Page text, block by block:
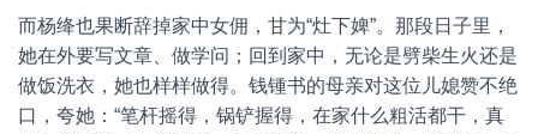
而杨绛也果断辞掉家中女佣，甘为“灶下婢”。那段日子里，
她在外要写文章、做学问；回到家中，无论是劈柴生火还是
做饭洗衣，她也样样做得。钱锺书的母亲对这位儿媳赞不绝
口，夸她：“笔杆摇得，锅铲握得，在家什么粗活都干，真